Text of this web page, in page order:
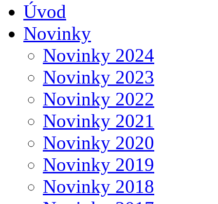
Úvod
Novinky
Novinky 2024
Novinky 2023
Novinky 2022
Novinky 2021
Novinky 2020
Novinky 2019
Novinky 2018